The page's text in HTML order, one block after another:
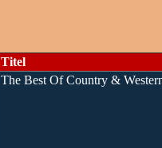
Titel
The Best Of Country &